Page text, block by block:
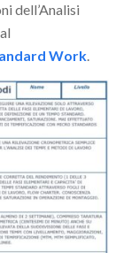
dell’Analisi
Work.